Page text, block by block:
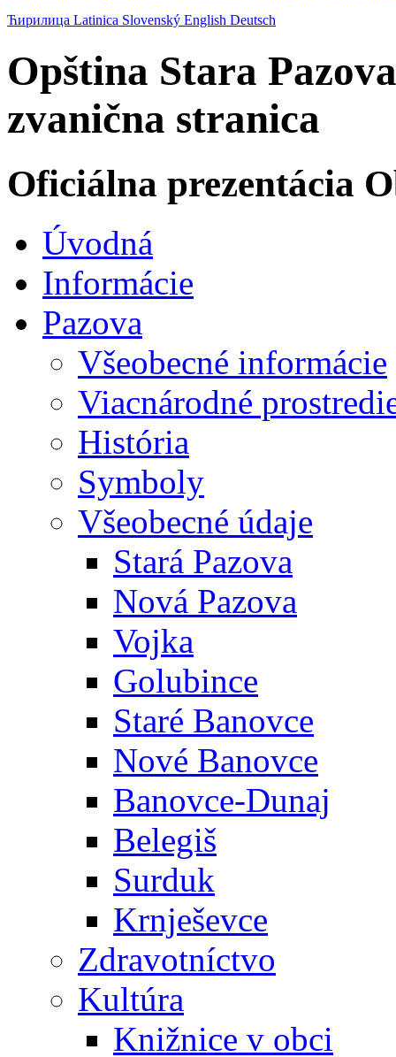
Ћирилица Latinica Slovenský English Deutsch
Opština Stara
zvanična stranica
Oficiálna prezentácia
Úvodná
Informácie
Pazova
Všeobecné informácie
Viacnárodné
História
Symboly
Všeobecné údaje
Stará Pazova
Nová Pazova
Vojka
Golubince
Staré Banovce
Nové Banovce
Banovce-Dunaj
Belegiš
Surduk
Krnješevce
Zdravotníctvo
Kultúra
Knižnice v obci